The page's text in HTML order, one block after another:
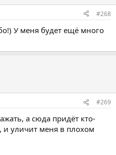
#268
У меня будет ещё много
#269
а сюда придёт кто-
уличит меня в плохом